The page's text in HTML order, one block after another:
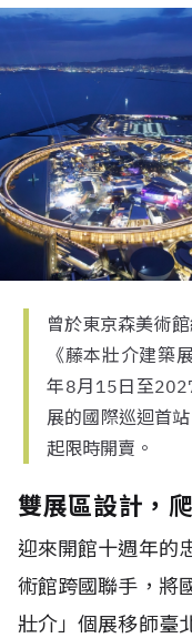
曾於東京森美術
《藤本壯介建築
年8月15日至
展的國際巡迴首
起限時開賣。
雙展區設計，
迎來開館十週年的
術館跨國聯手，將
壯介」個展移師臺